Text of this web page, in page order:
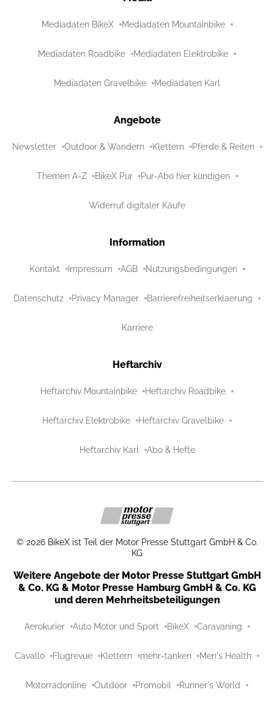
Mediadaten BikeX Mediadaten Mountainbike
Mediadaten Roadbike Mediadaten Elektrobike
Mediadaten Gravelbike Mediadaten Karl
Angebote
Newsletter Outdoor & Wandern Klettern Pferde & Reiten
Themen A-Z BikeX Pur Pur-Abo hier kündigen
Widerruf digitaler Käufe
Information
Kontakt Impressum AGB Nutzungsbedingungen
Datenschutz Privacy Manager Barrierefreiheitserklaerung
Karriere
Heftarchiv
Heftarchiv Mountainbike Heftarchiv Roadbike
Heftarchiv Elektrobike Heftarchiv Gravelbike
Heftarchiv Karl Abo & Hefte
© 2026 BikeX ist Teil der Motor Presse Stuttgart GmbH & Co.
KG
Weitere Angebote der Motor Presse Stuttgart GmbH
& Co. KG & Motor Presse Hamburg GmbH & Co. KG
und deren Mehrheitsbeteiligungen
Aerokurier Auto Motor und Sport BikeX Caravaning
Cavallo Flugrevue Klettern mehr-tanken Men's Health
Motorradonline Outdoor Promobil Runner's World